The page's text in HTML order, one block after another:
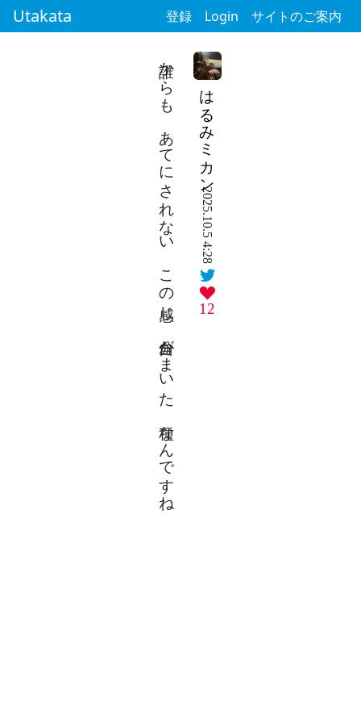
Utakata 登録 Login サイトのご案内
はるみミカン
2025.10.5 4:28
12
誰からも あてにされない この感じ 自分がまいた 種なんですね